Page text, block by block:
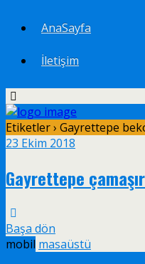
AnaSayfa
İletişim
Etiketler › Gayrettepe
23 Ekim 2018
Gayrettepe
Başa dön
mobil masaüstü